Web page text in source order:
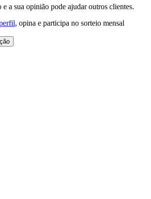
a sua opinião pode ajudar outros clientes.
, opina e participa no sorteio mensal